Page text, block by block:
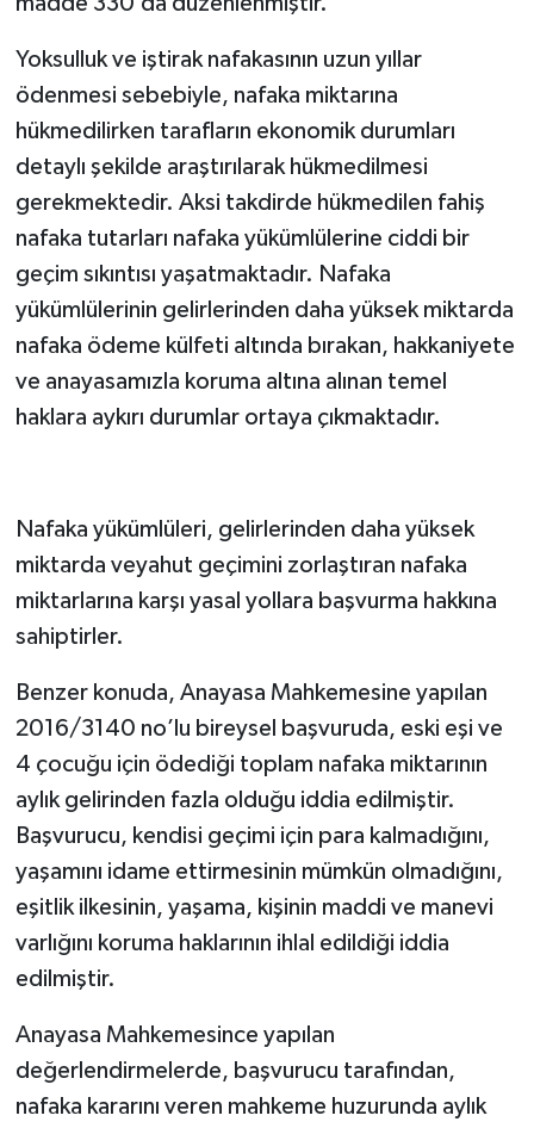
Yoksulluk ve iştirak nafakasının uzun yıllar
ödenmesi sebebiyle, nafaka miktarına
hükmedilirken tarafların ekonomik durumları
detaylı şekilde araştırılarak hükmedilmesi
gerekmektedir. Aksi takdirde hükmedilen fahiş
nafaka tutarları nafaka yükümlülerine ciddi bir
geçim sıkıntısı yaşatmaktadır. Nafaka
yükümlülerinin gelirlerinden daha yüksek miktarda
nafaka ödeme külfeti altında bırakan, hakkaniyete
ve anayasamızla koruma altına alınan temel
haklara aykırı durumlar ortaya çıkmaktadır.
Nafaka yükümlüleri, gelirlerinden daha yüksek
miktarda veyahut geçimini zorlaştıran nafaka
miktarlarına karşı yasal yollara başvurma hakkına
sahiptirler.
Benzer konuda, Anayasa Mahkemesine yapılan
2016/3140 no’lu bireysel başvuruda, eski eşi ve
4 çocuğu için ödediği toplam nafaka miktarının
aylık gelirinden fazla olduğu iddia edilmiştir.
Başvurucu, kendisi geçimi için para kalmadığını,
yaşamını idame ettirmesinin mümkün olmadığını,
eşitlik ilkesinin, yaşama, kişinin maddi ve manevi
varlığını koruma haklarının ihlal edildiği iddia
edilmiştir.
Anayasa Mahkemesince yapılan
değerlendirmelerde, başvurucu tarafından,
nafaka kararını veren mahkeme huzurunda aylık